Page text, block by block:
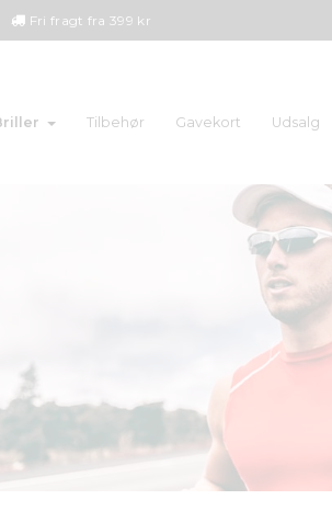
Fri fragt fra 399 kr
Tilbehør Gavekort Udsalg